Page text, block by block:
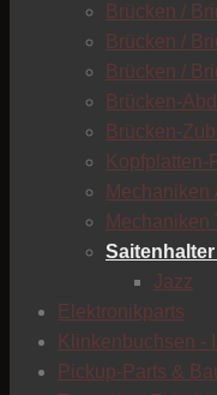
Brücken /
Brücken /
Brücken /
Brücken-
Brücken-
Kopfplatten-
Mechaniken
Mechaniken
Jazz
Elektronikparts
Klinkenbuchsen -
Pickup-Parts &